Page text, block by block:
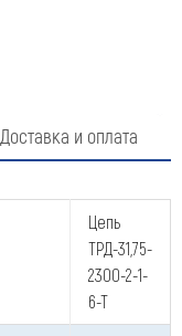
Доставка и оплата
Цепь
ТРД-31,75-
2300-2-1-
6-Т